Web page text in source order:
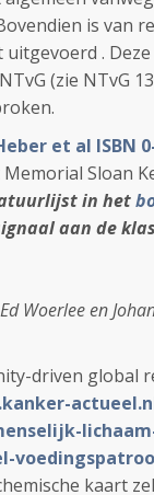
is van
.
(zie NTvG
et al ISBN
Sloan
in het
aan de
Woerlee en
driven global
kaart